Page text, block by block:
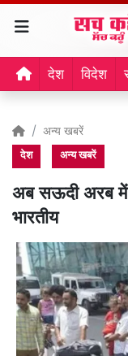
देश विदेश
अन्य खबरें
देश अन्य खबरें
अब सऊदी अरब में
भारतीय